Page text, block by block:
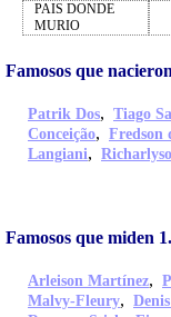
PAIS DONDE
MURIO
Famosos que
Patrik Dos, Tiago
Conceição, Fredson
Langiani,
Famosos que miden
Arleison Martínez,
Malvy-Fleury,